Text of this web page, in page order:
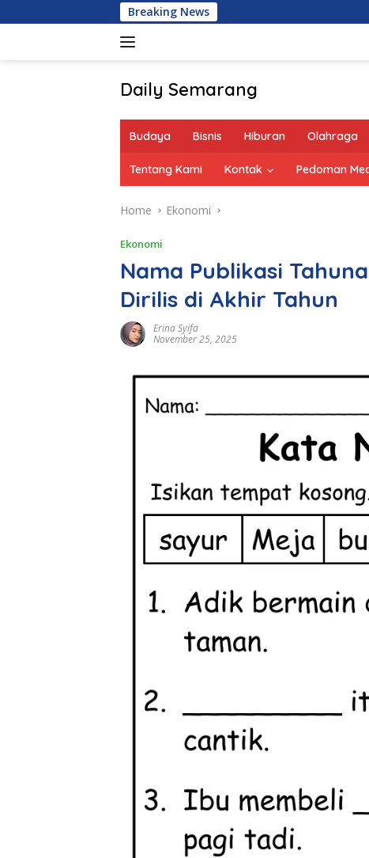
to
Breaking News
Daily Semarang
Hari
Informasi
Anda"
Budaya Bisnis Hiburan Olahraga
Tentang Kami Kontak Pedoman
Home Ekonomi
Ekonomi
Nama Publikasi
Dirilis di Akhir Tahun
Erina Syifa
November 25, 2025